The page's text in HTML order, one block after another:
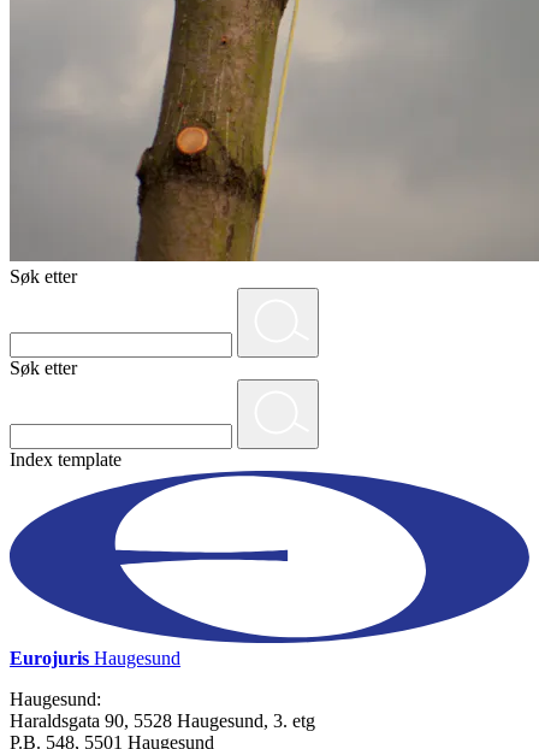
Søk etter
Søk etter
Index template
Eurojuris Haugesund
Haugesund:
Haraldsgata 90, 5528 Haugesund, 3. etg
P.B. 548, 5501 Haugesund